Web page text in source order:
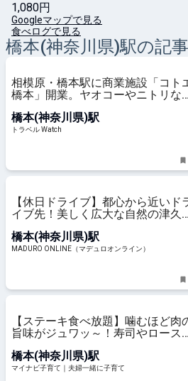
1,080円
Googleマップで見る
食べログで見る
橋本(神奈川県)駅の記
相模原・橋本駅に商業施設「コト
橋本」開業。ヤオコーやニトリなど
橋本(神奈川県)駅
トラベル Watch
【休日ドライブ】都心から近いド
イブ先！美しく広大な自然の津久井
橋本(神奈川県)駅
MADURO ONLINE（マデュロオンライン）
【ステーキ食べ放題】噛むほど肉
旨味がジュワッ～！寿司やロースト
惑の食べ放題が登場
橋本(神奈川県)駅
マイナビ子育て｜夫婦一緒に子育て